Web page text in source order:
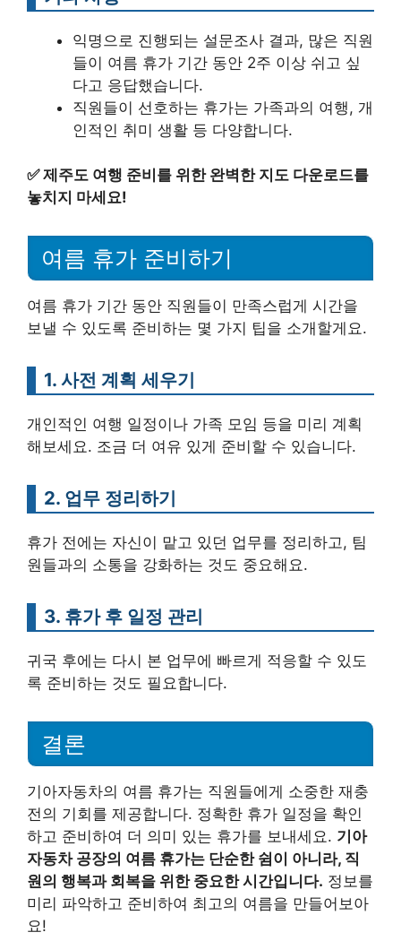
익명으로 진행되는 설문조사 결과, 많은 직원
들이 여름 휴가 기간 동안 2주 이상 쉬고 싶
다고 응답했습니다.
직원들이 선호하는 휴가는 가족과의 여행, 개
인적인 취미 생활 등 다양합니다.
✅제주도 여행 준비를 위한 완벽한 지도 다운로드를
놓치지 마세요!
여름 휴가 준비하기
여름 휴가 기간 동안 직원들이 만족스럽게 시간을
보낼 수 있도록 준비하는 몇 가지 팁을 소개할게요.
1. 사전 계획 세우기
개인적인 여행 일정이나 가족 모임 등을 미리 계획
해보세요. 조금 더 여유 있게 준비할 수 있습니다.
2. 업무 정리하기
휴가 전에는 자신이 맡고 있던 업무를 정리하고, 팀
원들과의 소통을 강화하는 것도 중요해요.
3. 휴가 후 일정 관리
귀국 후에는 다시 본 업무에 빠르게 적응할 수 있도
록 준비하는 것도 필요합니다.
결론
기아자동차의 여름 휴가는 직원들에게 소중한 재충
전의 기회를 제공합니다. 정확한 휴가 일정을 확인
하고 준비하여 더 의미 있는 휴가를 보내세요. 기아
자동차 공장의 여름 휴가는 단순한 쉼이 아니라, 직
원의 행복과 회복을 위한 중요한 시간입니다. 정보를
미리 파악하고 준비하여 최고의 여름을 만들어보아
요!